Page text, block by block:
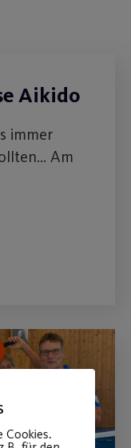
Aikido
immer
Am
Cookies.